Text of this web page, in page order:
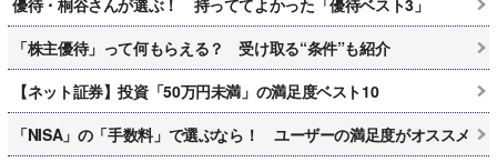
優待・桐谷さんが選ぶ！ 持っててよかった「優待ベスト3」
「株主優待」って何もらえる？ 受け取る“条件”も紹介
【ネット証券】投資「50万円未満」の満足度ベスト10
「NISA」の「手数料」で選ぶなら！ ユーザーの満足度がオススメ